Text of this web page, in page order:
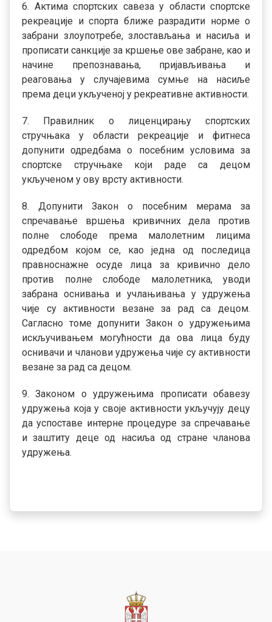
6. Актима спортских савеза у области спортске
рекреације и спорта ближе разрадити норме о
забрани злоупотребе, злостављања и насиља и
прописати санкције за кршење ове забране, као и
начине препознавања, пријављивања и
реаговања у случајевима сумње на насиље
према деци укљученој у рекреативне активности.
7. Правилник о лиценцирању спортских
стручњака у области рекреације и фитнеса
допунити одредбама о посебним условима за
спортске стручњаке који раде са децом
укљученом у ову врсту активности.
8. Допунити Закон о посебним мерама за
спречавање вршења кривичних дела против
полне слободе према малолетним лицима
одредбом којом се, као једна од последица
правноснажне осуде лица за кривично дело
против полне слободе малолетника, уводи
забрана оснивања и учлањивања у удружења
чије су активности везане за рад са децом.
Сагласно томе допунити Закон о удружењима
искључивањем могућности да ова лица буду
оснивачи и чланови удружења чије су активности
везане за рад са децом.
9. Законом о удружењима прописати обавезу
удружења која у своје активности укључују децу
да успоставе интерне процедуре за спречавање
и заштиту деце од насиља од стране чланова
удружења.